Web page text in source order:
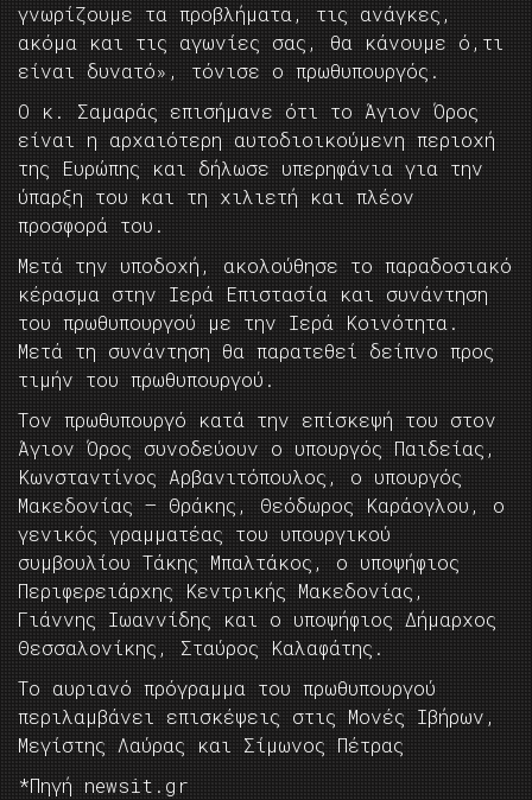
γνωρίζουμε τα προβλήματα, τις ανάγκες,
ακόμα και τις αγωνίες σας, θα κάνουμε ό,τι
είναι δυνατό», τόνισε ο πρωθυπουργός.
Ο κ. Σαμαράς επισήμανε ότι το Άγιον Όρος
είναι η αρχαιότερη αυτοδιοικούμενη περιοχή
της Ευρώπης και δήλωσε υπερηφάνια για την
ύπαρξη του και τη χιλιετή και πλέον
προσφορά του.
Μετά την υποδοχή, ακολούθησε το παραδοσιακό
κέρασμα στην Ιερά Επιστασία και συνάντηση
του πρωθυπουργού με την Ιερά Κοινότητα.
Μετά τη συνάντηση θα παρατεθεί δείπνο προς
τιμήν του πρωθυπουργού.
Τον πρωθυπουργό κατά την επίσκεψή του στον
Άγιον Όρος συνοδεύουν ο υπουργός Παιδείας,
Κωνσταντίνος Αρβανιτόπουλος, ο υπουργός
Μακεδονίας – Θράκης, Θεόδωρος Καράογλου, ο
γενικός γραμματέας του υπουργικού
συμβουλίου Τάκης Μπαλτάκος, ο υποψήφιος
Περιφερειάρχης Κεντρικής Μακεδονίας,
Γιάννης Ιωαννίδης και ο υποψήφιος Δήμαρχος
Θεσσαλονίκης, Σταύρος Καλαφάτης.
Το αυριανό πρόγραμμα του πρωθυπουργού
περιλαμβάνει επισκέψεις στις Μονές Ιβήρων,
Μεγίστης Λαύρας και Σίμωνος Πέτρας
*Πηγή newsit.gr